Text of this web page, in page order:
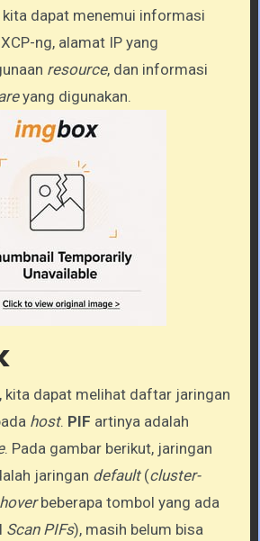
kita dapat menemui informasi
ng, alamat IP yang
resource, dan informasi
yang digunakan.
kita dapat melihat daftar jaringan
host. PIF artinya adalah
. Pada gambar berikut, jaringan
jaringan default(cluster-
hoverbeberapa tombol yang ada
Scan PIFs), masih belum bisa